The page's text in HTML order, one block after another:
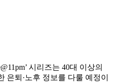
시리즈는 40대 이상의
은퇴·노후 정보를 다룰 예정이